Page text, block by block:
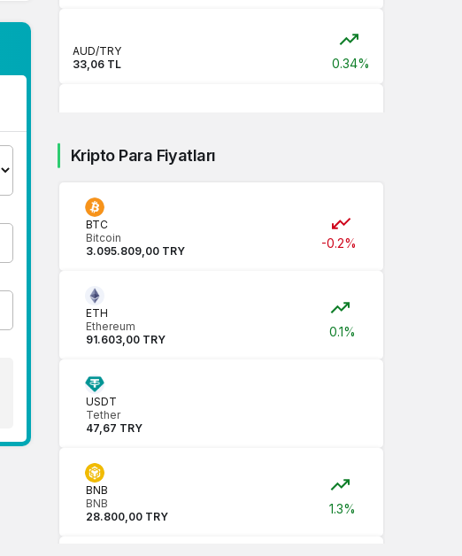
AUD/TRY
33,06 TL
0.34%
CNY/TRY
6,99 TL
Kripto Para Fiyatları
BTC
Bitcoin
3.095.809,00 TRY
-0.2%
ETH
Ethereum
91.603,00 TRY
0.1%
USDT
Tether
47,67 TRY
BNB
BNB
28.800,00 TRY
1.3%